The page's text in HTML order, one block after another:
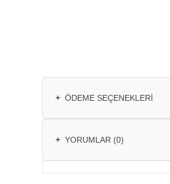
+ ÖDEME SEÇENEKLERI
+ YORUMLAR (0)